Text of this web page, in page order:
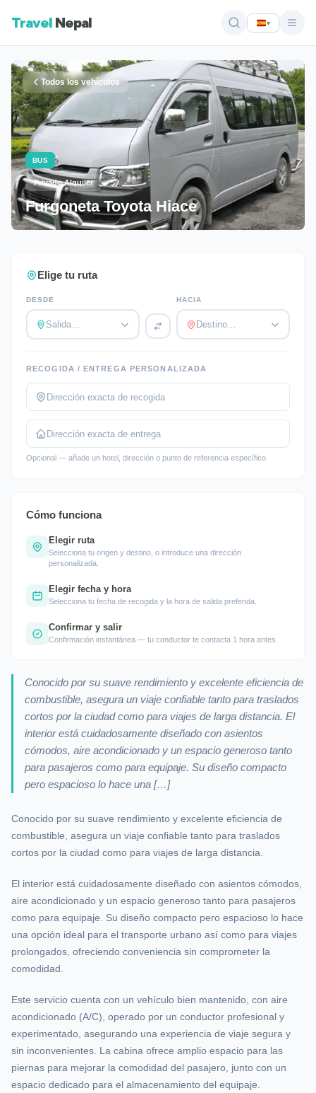
Travel Nepal ▾
Todos los vehículos
BUS
Privado Alquiler
Furgoneta Toyota Hiace
Elige tu ruta
DESDE
Salida…
HACIA
Destino…
RECOGIDA / ENTREGA PERSONALIZADA
Opcional — añade un hotel, dirección o punto de referencia específico.
Cómo funciona
Elegir ruta
Selecciona tu origen y destino, o introduce una dirección
personalizada.
Elegir fecha y hora
Selecciona tu fecha de recogida y la hora de salida preferida.
Confirmar y salir
Confirmación instantánea — tu conductor te contacta 1 hora antes.
Conocido por su suave rendimiento y excelente eficiencia de
combustible, asegura un viaje confiable tanto para traslados
cortos por la ciudad como para viajes de larga distancia. El
interior está cuidadosamente diseñado con asientos
cómodos, aire acondicionado y un espacio generoso tanto
para pasajeros como para equipaje. Su diseño compacto
pero espacioso lo hace una […]
Conocido por su suave rendimiento y excelente eficiencia de
combustible, asegura un viaje confiable tanto para traslados
cortos por la ciudad como para viajes de larga distancia.
El interior está cuidadosamente diseñado con asientos cómodos,
aire acondicionado y un espacio generoso tanto para pasajeros
como para equipaje. Su diseño compacto pero espacioso lo hace
una opción ideal para el transporte urbano así como para viajes
prolongados, ofreciendo conveniencia sin comprometer la
comodidad.
Este servicio cuenta con un vehículo bien mantenido, con aire
acondicionado (A/C), operado por un conductor profesional y
experimentado, asegurando una experiencia de viaje segura y
sin inconvenientes. La cabina ofrece amplio espacio para las
piernas para mejorar la comodidad del pasajero, junto con un
espacio dedicado para el almacenamiento del equipaje.